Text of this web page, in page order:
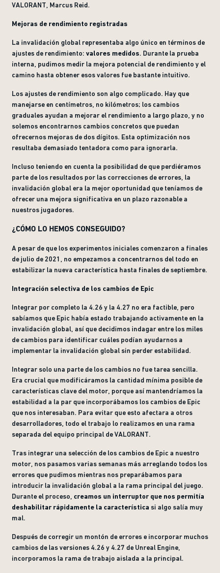
VALORANT, Marcus Reid.
Mejoras de rendimiento registradas
La invalidación global representaba algo único en términos de
ajustes de rendimiento: valores medidos. Durante la prueba
interna, pudimos medir la mejora potencial de rendimiento y el
camino hasta obtener esos valores fue bastante intuitivo.
Los ajustes de rendimiento son algo complicado. Hay que
manejarse en centímetros, no kilómetros; los cambios
graduales ayudan a mejorar el rendimiento a largo plazo, y no
solemos encontrarnos cambios concretos que puedan
ofrecernos mejoras de dos dígitos. Esta optimización nos
resultaba demasiado tentadora como para ignorarla.
Incluso teniendo en cuenta la posibilidad de que perdiéramos
parte de los resultados por las correcciones de errores, la
invalidación global era la mejor oportunidad que teníamos de
ofrecer una mejora significativa en un plazo razonable a
nuestros jugadores.
¿CÓMO LO HEMOS CONSEGUIDO?
A pesar de que los experimentos iniciales comenzaron a finales
de julio de 2021, no empezamos a concentrarnos del todo en
estabilizar la nueva característica hasta finales de septiembre.
Integración selectiva de los cambios de Epic
Integrar por completo la 4.26 y la 4.27 no era factible, pero
sabíamos que Epic había estado trabajando activamente en la
invalidación global, así que decidimos indagar entre los miles
de cambios para identificar cuáles podían ayudarnos a
implementar la invalidación global sin perder estabilidad.
Integrar solo una parte de los cambios no fue tarea sencilla.
Era crucial que modificáramos la cantidad mínima posible de
características clave del motor, porque así mantendríamos la
estabilidad a la par que incorporábamos los cambios de Epic
que nos interesaban. Para evitar que esto afectara a otros
desarrolladores, todo el trabajo lo realizamos en una rama
separada del equipo principal de VALORANT.
Tras integrar una selección de los cambios de Epic a nuestro
motor, nos pasamos varias semanas más arreglando todos los
errores que pudimos mientras nos preparábamos para
introducir la invalidación global a la rama principal del juego.
Durante el proceso, creamos un interruptor que nos permitía
deshabilitar rápidamente la característica si algo salía muy
mal.
Después de corregir un montón de errores e incorporar muchos
cambios de las versiones 4.26 y 4.27 de Unreal Engine,
incorporamos la rama de trabajo aislada a la principal.